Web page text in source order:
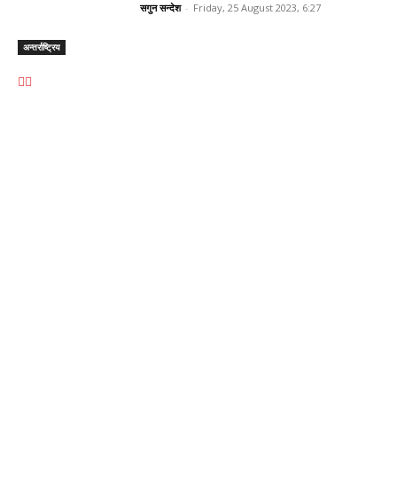
अन्तर्राष्ट्रिय
सगुन सन्देश - Friday, 25 August 2023, 6:27